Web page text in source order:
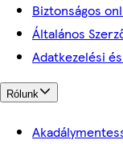
Biztonságos
Általános
Adatkezelési
Rólunk